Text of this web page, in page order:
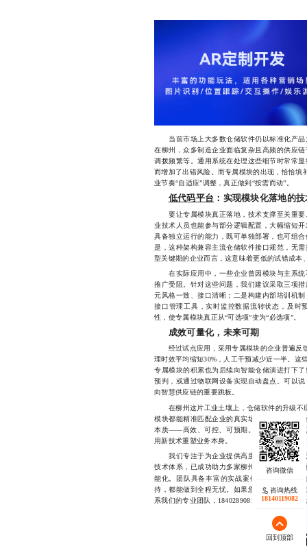
当前市场上大多数仓储软件仍以标准化产品
在柳州，众多制造企业面临复杂且高频的供应
调拨频繁等。通用系统在处理这些细节时常常
而增加了出错风险。而专属模块的出现，恰恰
业节奏“自适应”调整，真正做到“按需而动”。
低代码平台 ：实现模块化落地的
要让专属模块真正落地，技术支撑至关重要
业技术人员也能参与部分逻辑配置，大幅缩短
具备独立运行的能力，既可单独部署，也可组
是，这种架构兼容主流仓储软件接口规范，无
型关键期的企业而言，这意味着更低的试错成
在实际应用中，一些企业曾因模块与主系统
推广受阻。针对这些问题，我们建议采取三项
元风格一致、接口清晰；二是构建内部培训机
接口管理工具，实时监控数据流转状态，及时
性，使专属模块真正从“可选项”变为“必选项”。
成效可量化，未来可期
经过试点应用，采用专属模块的企业普遍反
理时效平均缩短30%，人工干预减少近一半。这
专属模块的积累也为后续向智能仓储演进打下
预判，或通过物联网设备实现自动盘点。可以
向智慧供应链的重要跳板。
在柳州这片工业土壤上，仓储软件的升级不应
模块都能精准匹配企业的真实场景，当每一次
本质——高效、可控、可预期。我们始终相信，
用新技术重塑业务本身。
我们专注于为企业提供高度契合实际业务场
技术体系，已成功助力多家柳州制造企业完成
能化。团队具备丰富的实战案例与快速响应能
持，都能做到全程无忧。如果您正面临仓储流
系我们的专业团队，18402890810，微信同号，
咨询热线
18140119082
回到顶部